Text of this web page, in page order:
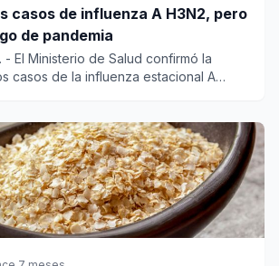
casos de influenza A H3N2, pero
de pandemia
- El Ministerio de Salud confirmó la
casos de la influenza estacional A